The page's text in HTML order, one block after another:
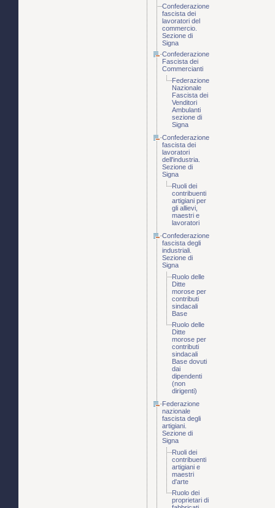
Confederazione
fascista dei
lavoratori del
commercio.
Sezione di
Signa
Confederazione
Fascista dei
Commercianti
Federazione
Nazionale
Fascista dei
Venditori
Ambulanti
sezione di
Signa
Confederazione
fascista dei
lavoratori
dell'industria.
Sezione di
Signa
Ruoli dei
contribuenti
artigiani per
gli allievi,
maestri e
lavoratori
Confederazione
fascista degli
industriali.
Sezione di
Signa
Ruolo delle
Ditte
morose per
contributi
sindacali
Base
Ruolo delle
Ditte
morose per
contributi
sindacali
Base dovuti
dai
dipendenti
(non
dirigenti)
Federazione
nazionale
fascista degli
artigiani.
Sezione di
Signa
Ruoli dei
contribuenti
artigiani e
maestri
d'arte
Ruolo dei
proprietari di